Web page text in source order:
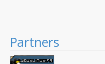
Partners